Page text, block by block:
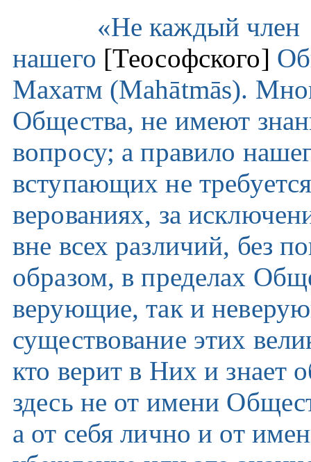
«Не каждый член
нашего [Теософского]
Махатм (Mahātmās).
Общества, не имеют
вопросу; а правило
вступающих не
верованиях, за
вне всех различий, без
образом, в пределах
верующие, так и
существование этих
кто верит в Них и знает
здесь не от имени
а от себя лично и от